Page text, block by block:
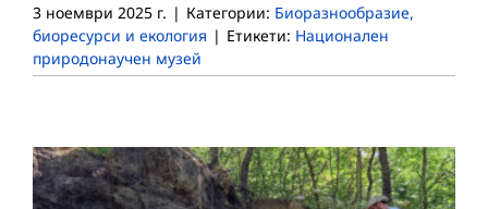
3 ноември 2025 г. | Категории: Биоразнообразие,
биоресурси и екология | Етикети: Национален
природонаучен музей